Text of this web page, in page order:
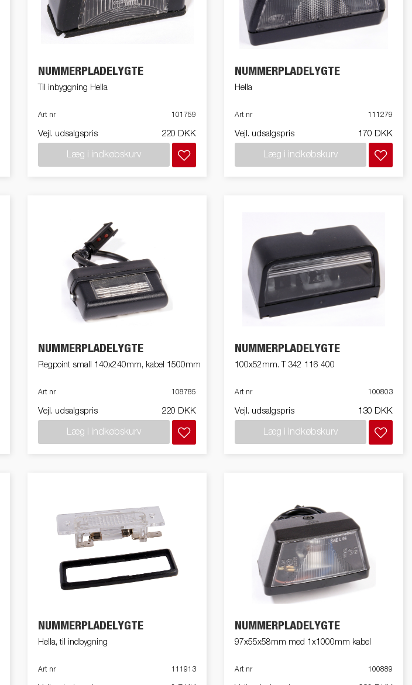
Produktguide - Elbil
Premium og X-line bådtrailere
Køreskole
Værktøjskasser Spil
Søsæt båden
Læs din trailer korrekt
Korrekt kugletryk
Jetski LED
NUMMERPLADELYGTE
Til inbyggning Hella
Art nr 101759
Vejl. udsalgspris 220 DKK
Læg i indkøbskurv
NUMMERPLADELYGTE
Hella
Art nr 111279
Vejl. udsalgspris 170 DKK
Læg i indkøbskurv
NUMMERPLADELYGTE
Regpoint small 140x240mm, kabel 1500mm
Art nr 108785
Vejl. udsalgspris 220 DKK
Læg i indkøbskurv
NUMMERPLADELYGTE
100x52mm. T 342 116 400
Art nr 100803
Vejl. udsalgspris 130 DKK
Læg i indkøbskurv
NUMMERPLADELYGTE
Hella, til indbygning
Art nr 111913
NUMMERPLADELYGTE
97x55x58mm med 1x1000mm kabel
Art nr 100889